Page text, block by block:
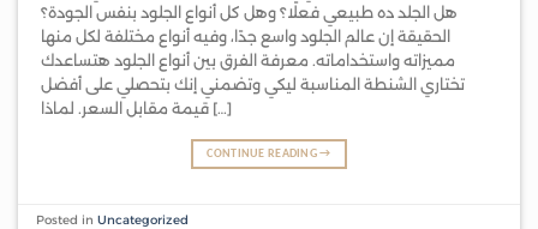
هل الجلد ده طبيعي فعلًا؟ وهل كل أنواع الجلود بنفس الجودة؟
الحقيقة إن عالم الجلود واسع جدًا، وفيه أنواع مختلفة لكل منها
مميزاته واستخداماته. معرفة الفرق بين أنواع الجلود هتساعدك
تختاري الشنطة المناسبة ليكي وتضمني إنك بتحصلي على أفضل
قيمة مقابل السعر. لماذا […]
CONTINUE READING→
Posted inUncategorized